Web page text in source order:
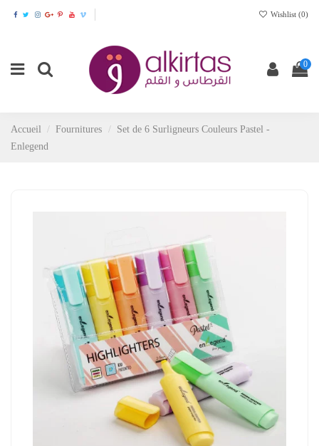
Wishlist (0)
0
Accueil Fournitures
Set de 6 Surligneurs Couleurs Pastel -
Enlegend